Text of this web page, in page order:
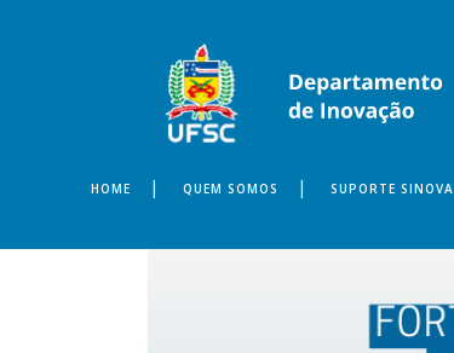
HOME QUEM SOMOS SUPORTE SINOVA